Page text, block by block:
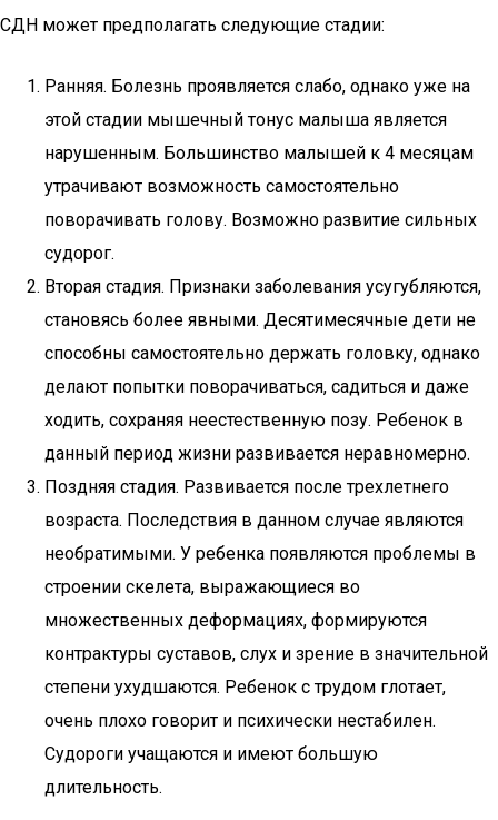
СДН может предполагать следующие стадии:
Ранняя. Болезнь проявляется слабо, однако уже на
этой стадии мышечный тонус малыша является
нарушенным. Большинство малышей к 4 месяцам
утрачивают возможность самостоятельно
поворачивать голову. Возможно развитие сильных
судорог.
Вторая стадия. Признаки заболевания усугубляются,
становясь более явными. Десятимесячные дети не
способны самостоятельно держать головку, однако
делают попытки поворачиваться, садиться и даже
ходить, сохраняя неестественную позу. Ребенок в
данный период жизни развивается неравномерно.
Поздняя стадия. Развивается после трехлетнего
возраста. Последствия в данном случае являются
необратимыми. У ребенка появляются проблемы в
строении скелета, выражающиеся во
множественных деформациях, формируются
контрактуры суставов, слух и зрение в значительной
степени ухудшаются. Ребенок с трудом глотает,
очень плохо говорит и психически нестабилен.
Судороги учащаются и имеют большую
длительность.